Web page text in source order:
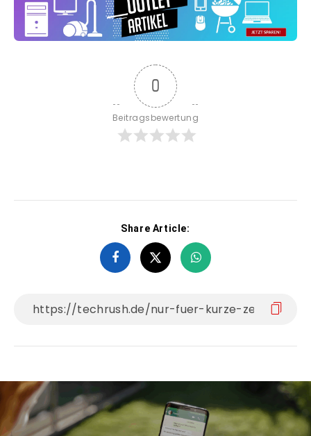
0
Beitragsbewertung
Share Article: